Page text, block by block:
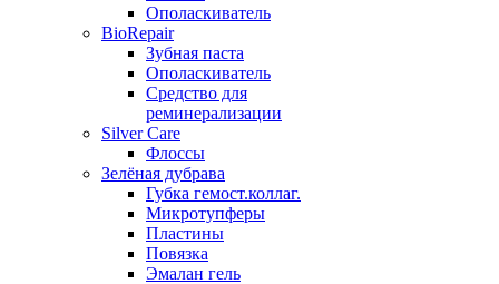
Ополаскиватель
BioRepair
Зубная паста
Ополаскиватель
Средство для
реминерализации
Silver Care
Флоссы
Зелёная дубрава
Губка гемост.коллаг.
Микротупферы
Пластины
Повязка
Эмалан гель